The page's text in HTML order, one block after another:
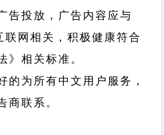
告投放，广告内容应与
网相关，积极健康符合
》相关标准。
的为所有中文用户服务，
商联系。